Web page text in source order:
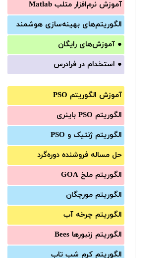
آموزش‌ نرم‌افزار متلب Matlab
الگوریتم‌های بهینه‌سازی هوشمند
● آموزش‌های رایگان
● استخدام در فرادرس
آموزش الگوریتم PSO
الگوریتم PSO باینری
الگوریتم ژنتیک و PSO
حل مساله فروشنده دوره‌گرد
الگوریتم ملخ GOA
الگوریتم مورچگان
الگوریتم چرخه آب
الگوریتم زنبورها Bees
الگوریتم کرم شب تاب